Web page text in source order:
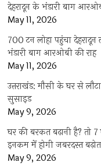
देहरादून के भंडारी बाग
May 11, 2026
700 टन लोहा पहुंचा
भंडारी बाग आरओबी की राह
May 11, 2026
उत्तराखंड: मौसी के घर से
सुसाइड
May 9, 2026
घर की बरकत बढ़ानी है? तो
इनकम में होगी जबरदस्त
May 9, 2026